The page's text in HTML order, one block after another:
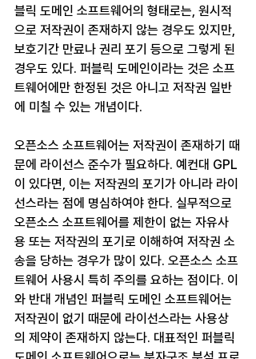
블릭 도메인 소프트웨어의 형태로는, 원시적
으로 저작권이 존재하지 않는 경우도 있지만,
보호기간 만료나 권리 포기 등으로 그렇게 된
경우도 있다. 퍼블릭 도메인이라는 것은 소프
트웨어에만 한정된 것은 아니고 저작권 일반
에 미칠 수 있는 개념이다.
오픈소스 소프트웨어는 저작권이 존재하기 때
문에 라이선스 준수가 필요하다. 예컨대 GPL
이 있다면, 이는 저작권의 포기가 아니라 라이
선스라는 점에 명심하여야 한다. 실무적으로
오픈소스 소프트웨어를 제한이 없는 자유사
용 또는 저작권의 포기로 이해하여 저작권 소
송을 당하는 경우가 많이 있다. 오픈소스 소프
트웨어 사용시 특히 주의를 요하는 점이다. 이
와 반대 개념인 퍼블릭 도메인 소프트웨어는
저작권이 없기 때문에 라이선스라는 사용상
의 제약이 존재하지 않는다. 대표적인 퍼블릭